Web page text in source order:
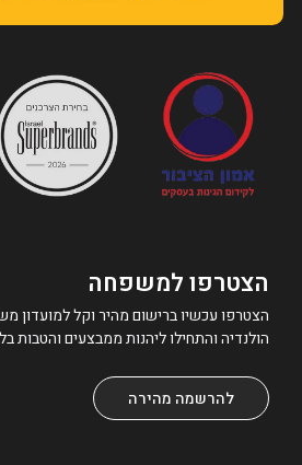
הצטרפו למשפחה
הצטרפו עכשיו ברישום מהיר וקל למועדון
הולנדיה והתחילו ליהנות ממבצעים והטבות
להרשמה מהירה